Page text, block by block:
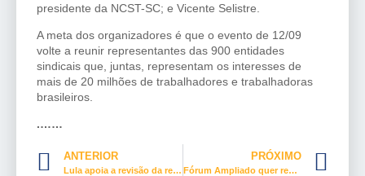
presidente da NCST-SC; e Vicente Selistre.
A meta dos organizadores é que o evento de 12/09
volte a reunir representantes das 900 entidades
sindicais que, juntas, representam os interesses de
mais de 20 milhões de trabalhadores e trabalhadoras
brasileiros.
.……
ANTERIOR
Lula apoia a revisão da reforma trabalhista
PRÓXIMO
Fórum Ampliado quer resgatar a estrutura sindical